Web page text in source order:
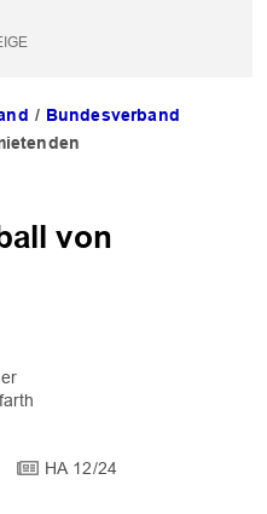
Bundesverband
von
HA 12/24